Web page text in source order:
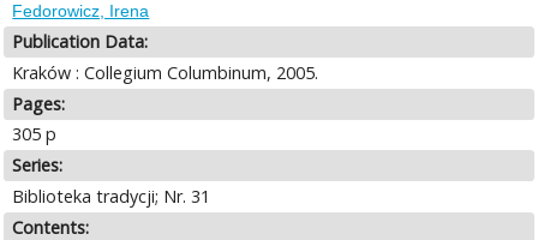
Fedorowicz, Irena
Publication Data:
Kraków : Collegium Columbinum, 2005.
Pages:
305 p
Series:
Biblioteka tradycji; Nr. 31
Contents: